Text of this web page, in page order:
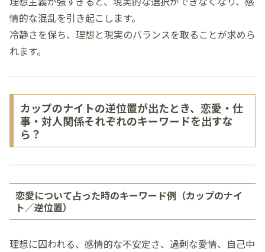
情的な混乱を引き起こします。
冷静さを保ち、理想と現実のバランスを取ることが求めら
れます。
カップのナイトの逆位置が出たとき、恋愛・仕
事・対人関係それぞれのキーワードを出すな
ら？
恋愛について占った時のキーワード例（カップのナイ
ト／逆位置）
理想に囚われる、感情的な不安定さ、過剰な愛情、自己中